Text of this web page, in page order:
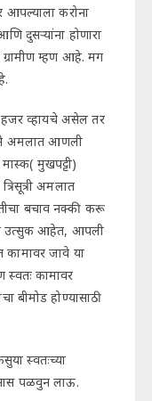
करोना
दुसऱ्यांना होणारा
म्हण आहे. मग
व्हायचे असेल तर
अमलात आणली
मुखपट्टी)
अमलात
बचाव नक्की करू
उत्सुक आहेत, आपली
जावे या
कामावर
बीमोड होण्यासाठी
स्वतःच्या
पळवुन लाऊ.